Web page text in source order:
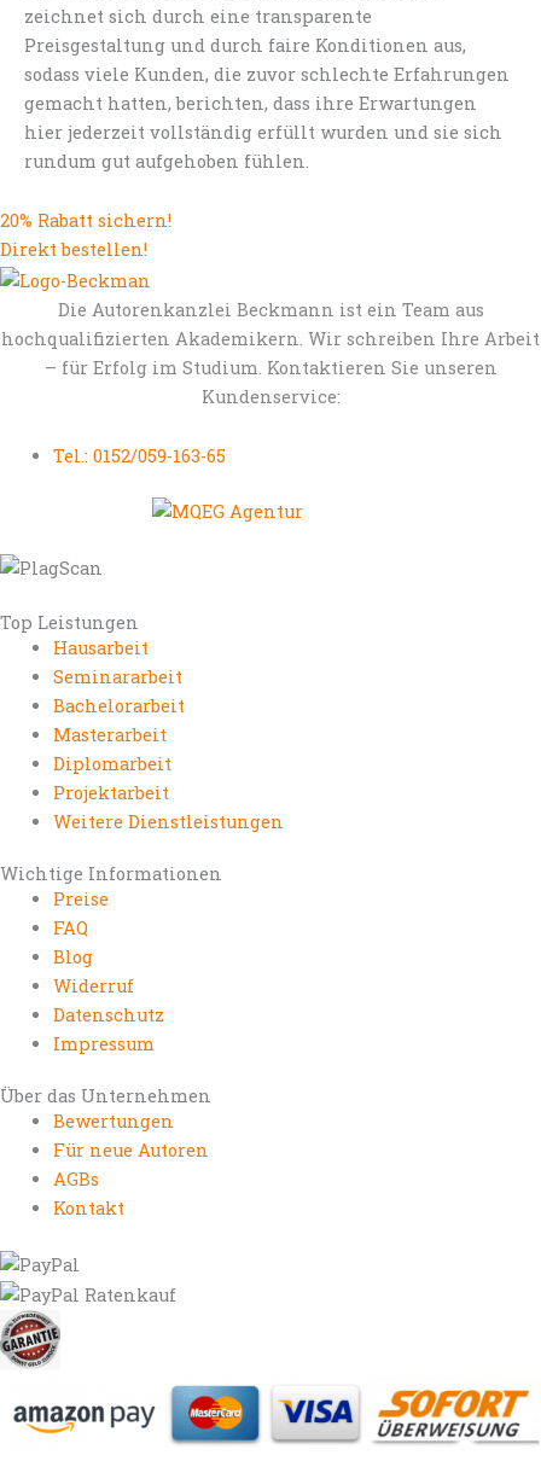
zeichnet sich durch eine transparente
Preisgestaltung und durch faire Konditionen aus,
sodass viele Kunden, die zuvor schlechte Erfahrungen
gemacht hatten, berichten, dass ihre Erwartungen
hier jederzeit vollständig erfüllt wurden und sie sich
rundum gut aufgehoben fühlen.
20% Rabatt sichern!
Direkt bestellen!
Die Autorenkanzlei Beckmann ist ein Team aus
hochqualifizierten Akademikern. Wir schreiben Ihre Arbeit
– für Erfolg im Studium. Kontaktieren Sie unseren
Kundenservice:
Tel.: 0152/059-163-65
Top Leistungen
Hausarbeit
Seminararbeit
Bachelorarbeit
Masterarbeit
Diplomarbeit
Projektarbeit
Weitere Dienstleistungen
Wichtige Informationen
Preise
FAQ
Blog
Widerruf
Datenschutz
Impressum
Über das Unternehmen
Bewertungen
Für neue Autoren
AGBs
Kontakt